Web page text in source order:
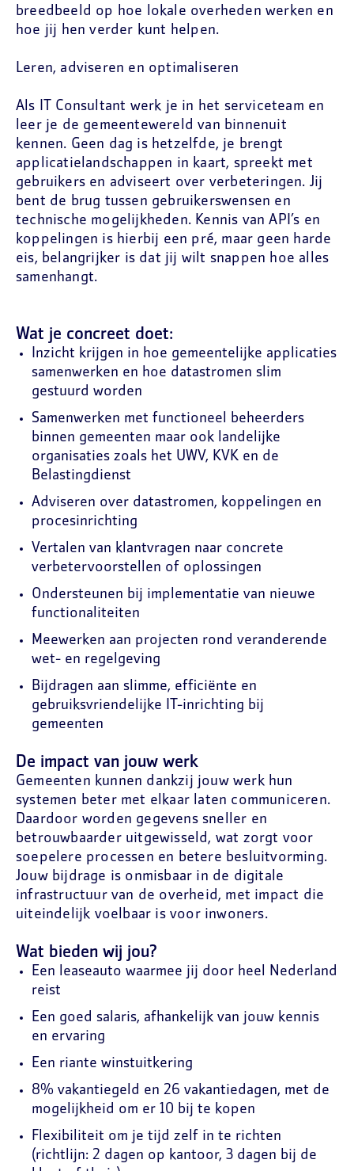
breedbeeld op hoe lokale overheden werken en
hoe jij hen verder kunt helpen.
Leren, adviseren en optimaliseren
Als IT Consultant werk je in het serviceteam en
leer je de gemeentewereld van binnenuit
kennen. Geen dag is hetzelfde, je brengt
applicatielandschappen in kaart, spreekt met
gebruikers en adviseert over verbeteringen. Jij
bent de brug tussen gebruikerswensen en
technische mogelijkheden. Kennis van API’s en
koppelingen is hierbij een pré, maar geen harde
eis, belangrijker is dat jij wilt snappen hoe alles
samenhangt.
Wat je concreet doet:
Inzicht krijgen in hoe gemeentelijke applicaties
samenwerken en hoe datastromen slim
gestuurd worden
Samenwerken met functioneel beheerders
binnen gemeenten maar ook landelijke
organisaties zoals het UWV, KVK en de
Belastingdienst
Adviseren over datastromen, koppelingen en
procesinrichting
Vertalen van klantvragen naar concrete
verbetervoorstellen of oplossingen
Ondersteunen bij implementatie van nieuwe
functionaliteiten
Meewerken aan projecten rond veranderende
wet- en regelgeving
Bijdragen aan slimme, efficiënte en
gebruiksvriendelijke IT-inrichting bij
gemeenten
De impact van jouw werk
Gemeenten kunnen dankzij jouw werk hun
systemen beter met elkaar laten communiceren.
Daardoor worden gegevens sneller en
betrouwbaarder uitgewisseld, wat zorgt voor
soepelere processen en betere besluitvorming.
Jouw bijdrage is onmisbaar in de digitale
infrastructuur van de overheid, met impact die
uiteindelijk voelbaar is voor inwoners.
Wat bieden wij jou?
Een leaseauto waarmee jij door heel Nederland
reist
Een goed salaris, afhankelijk van jouw kennis
en ervaring
Een riante winstuitkering
8% vakantiegeld en 26 vakantiedagen, met de
mogelijkheid om er 10 bij te kopen
Flexibiliteit om je tijd zelf in te richten
(richtlijn: 2 dagen op kantoor, 3 dagen bij de